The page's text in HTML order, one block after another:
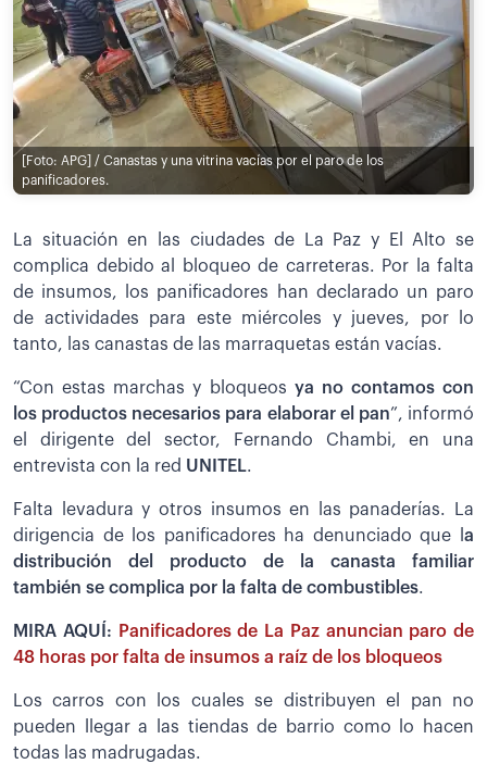
[Foto: APG] / Canastas y una vitrina vacías por el paro de los
panificadores.
La situación en las ciudades de La Paz y El Alto se
complica debido al bloqueo de carreteras. Por la falta
de insumos, los panificadores han declarado un paro
de actividades para este miércoles y jueves, por lo
tanto, las canastas de las marraquetas están vacías.
“Con estas marchas y bloqueos ya no contamos con
los productos necesarios para elaborar el pan”, informó
el dirigente del sector, Fernando Chambi, en una
entrevista con la red UNITEL.
Falta levadura y otros insumos en las panaderías. La
dirigencia de los panificadores ha denunciado que l a
distribución del producto de la canasta familiar
también se complica por la falta de combustibles.
MIRA AQUÍ:
Panificadores de La Paz anuncian paro de
48 horas por falta de insumos a raíz de los bloqueos
Los carros con los cuales se distribuyen el pan no
pueden llegar a las tiendas de barrio como lo hacen
todas las madrugadas.